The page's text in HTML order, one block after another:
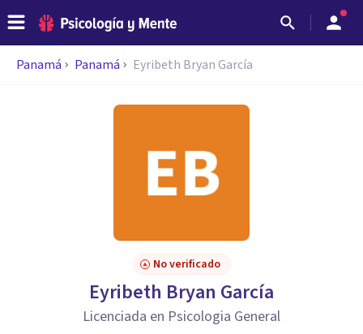
Panamá Panamá Eyribeth Bryan García
No verificado
Eyribeth Bryan García
Licenciada en Psicologia General